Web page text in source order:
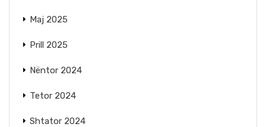
Maj 2025
Prill 2025
Nëntor 2024
Tetor 2024
Shtator 2024